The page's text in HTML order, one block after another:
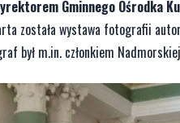
Gminnego Ośrodka
została wystawa fotografii
był m.in. członkiem